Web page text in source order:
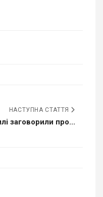
НАСТУПНА СТАТТЯ
заговорили про...